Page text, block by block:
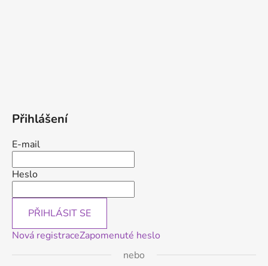
Přihlášení
E-mail
Heslo
PŘIHLÁSIT SE
Nová registraceZapomenuté heslo
nebo